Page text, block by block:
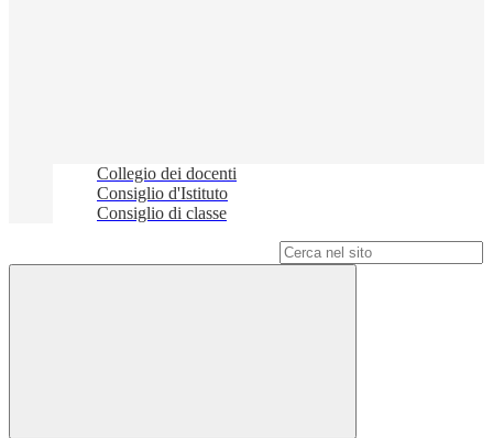
Collegio dei docenti
Consiglio d'Istituto
Consiglio di classe